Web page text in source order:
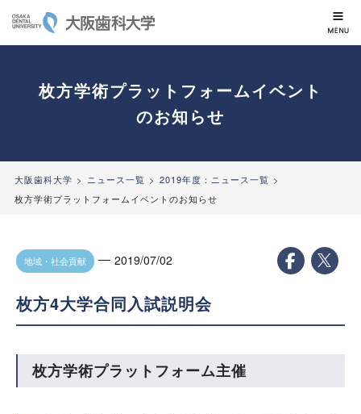
枚方学術プラットフォームイベント
のお知らせ
大阪歯科大学 ニュース一覧
2019年度：ニュース一覧
枚方学術プラットフォームイベントのお知らせ
地域・社会貢献 2019/07/02
枚方4大学合同入試説明会
枚方学術プラットフォーム主催